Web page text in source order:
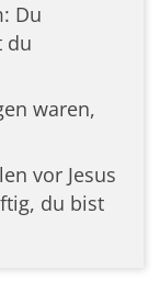
Du
du
waren,
vor Jesus
du bist